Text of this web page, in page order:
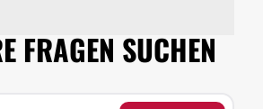
FRAGEN SUCHEN